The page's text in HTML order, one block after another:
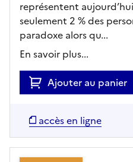
représentent
seulement 2 % des
paradoxe alors qu...
En savoir plus...
Ajouter au panier
accès en ligne